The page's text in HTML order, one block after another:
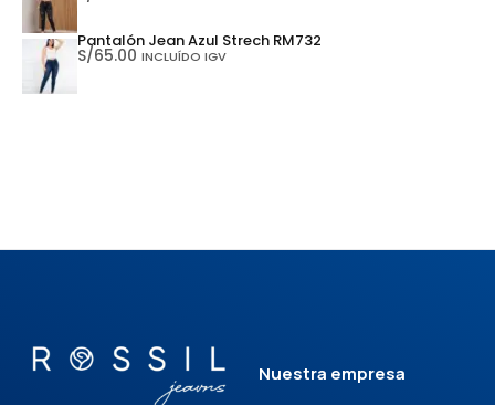
Pantalón Jean Azul Strech RM732
S/65.00 INCLUÍDO IGV
Nuestra empresa